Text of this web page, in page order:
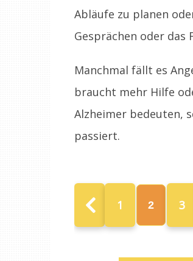
Abläufe zu planen
Gesprächen oder das
Manchmal fällt es
braucht mehr Hilfe
Alzheimer bedeuten,
passiert.
1 2 3